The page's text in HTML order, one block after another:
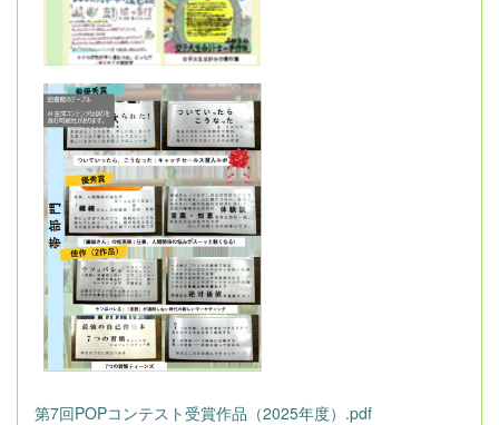
第7回POPコンテスト受賞作品（2025年度）.pdf